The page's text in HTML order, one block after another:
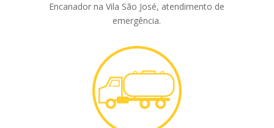
Encanador na Vila São José, atendimento de
emergência.